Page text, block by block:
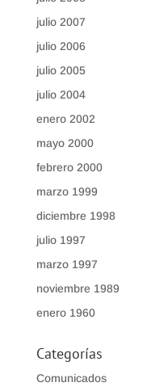
julio 2007
julio 2006
julio 2005
julio 2004
enero 2002
mayo 2000
febrero 2000
marzo 1999
diciembre 1998
julio 1997
marzo 1997
noviembre 1989
enero 1960
Categorías
Comunicados